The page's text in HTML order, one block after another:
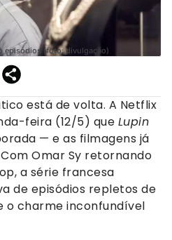
episódios (foto: divulgação)
está de volta. A Netflix
feira (12/5) que Lupin
— e as filmagens já
Omar Sy retornando
a série francesa
de episódios repletos de
o charme inconfundível